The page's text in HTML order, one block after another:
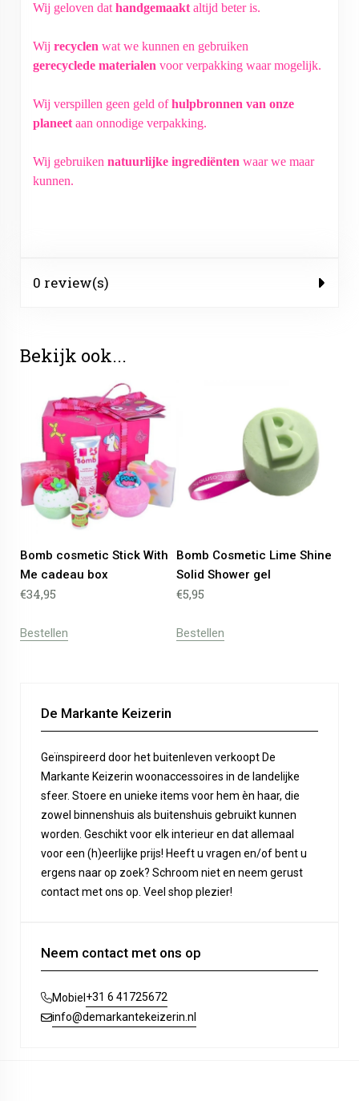
Wij geloven dat handgemaakt altijd beter is.
Wij recyclen wat we kunnen en gebruiken
gerecyclede materialen voor verpakking waar mogelijk.
Wij verspillen geen geld ofhulpbronnen van onze
planeet aan onnodige verpakking.
Wij gebruiken natuurlijke ingrediënten waar we maar
kunnen.
0 review(s)
Bekijk ook...
Bomb cosmetic Stick With
Me cadeau box
€34,95
Bestellen
Bomb Cosmetic Lime Shine
Solid Shower gel
€5,95
Bestellen
De Markante Keizerin
Geïnspireerd door het buitenleven verkoopt De
Markante Keizerin woonaccessoires in de landelijke
sfeer. Stoere en unieke items voor hem èn haar, die
zowel binnenshuis als buitenshuis gebruikt kunnen
worden. Geschikt voor elk interieur en dat allemaal
voor een (h)eerlijke prijs! Heeft u vragen en/of bent u
ergens naar op zoek? Schroom niet en neem gerust
contact met ons op. Veel shop plezier!
Neem contact met ons op
Mobiel +31 6 41725672
info@demarkantekeizerin.nl